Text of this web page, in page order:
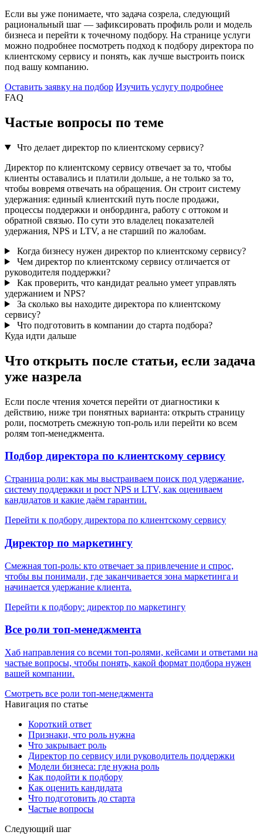
Если вы уже понимаете, что задача созрела, следующий
рациональный шаг — зафиксировать профиль роли и модель
бизнеса и перейти к точечному подбору. На странице услуги
можно подробнее посмотреть подход к подбору директора по
клиентскому сервису и понять, как лучше выстроить поиск
под вашу компанию.
Оставить заявку на подбор Изучить услугу подробнее
FAQ
Частые вопросы по теме
Что делает директор по клиентскому сервису?
Директор по клиентскому сервису отвечает за то, чтобы
клиенты оставались и платили дольше, а не только за то,
чтобы вовремя отвечать на обращения. Он строит систему
удержания: единый клиентский путь после продажи,
процессы поддержки и онбординга, работу с оттоком и
обратной связью. По сути это владелец показателей
удержания, NPS и LTV, а не старший по жалобам.
Когда бизнесу нужен директор по клиентскому сервису?
Чем директор по клиентскому сервису отличается от
руководителя поддержки?
Как проверить, что кандидат реально умеет управлять
удержанием и NPS?
За сколько вы находите директора по клиентскому
сервису?
Что подготовить в компании до старта подбора?
Куда идти дальше
Что открыть после статьи, если задача
уже назрела
Если после чтения хочется перейти от диагностики к
действию, ниже три понятных варианта: открыть страницу
роли, посмотреть смежную топ-роль или перейти ко всем
ролям топ-менеджмента.
Подбор директора по клиентскому сервису
Страница роли: как мы выстраиваем поиск под удержание,
систему поддержки и рост NPS и LTV, как оцениваем
кандидатов и какие даём гарантии.
Перейти к подбору директора по клиентскому сервису
Директор по маркетингу
Смежная топ-роль: кто отвечает за привлечение и спрос,
чтобы вы понимали, где заканчивается зона маркетинга и
начинается удержание клиента.
Перейти к подбору: директор по маркетингу
Все роли топ-менеджмента
Хаб направления со всеми топ-ролями, кейсами и ответами на
частые вопросы, чтобы понять, какой формат подбора нужен
вашей компании.
Смотреть все роли топ-менеджмента
Навигация по статье
Короткий ответ
Признаки, что роль нужна
Что закрывает роль
Директор по сервису или руководитель поддержки
Модели бизнеса: где нужна роль
Как подойти к подбору
Как оценить кандидата
Что подготовить до старта
Частые вопросы
Следующий шаг